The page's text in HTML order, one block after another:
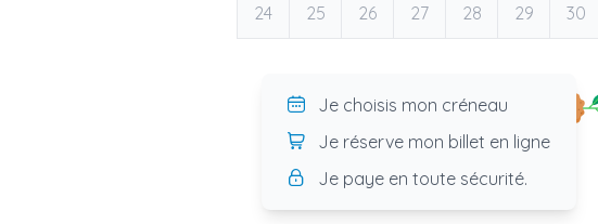
24 25 26 27 28 29 30
Je choisis mon créneau
Je réserve mon billet en ligne
Je paye en toute sécurité.